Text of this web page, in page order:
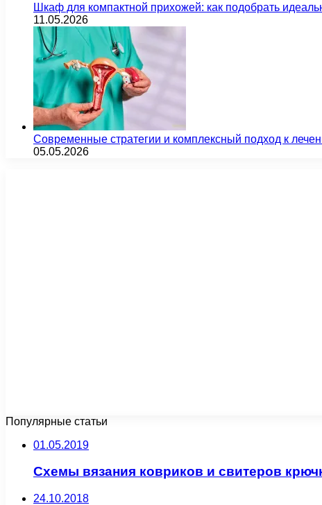
Шкаф для компактной прихожей: как подобрать
11.05.2026
Современные стратегии и комплексный подход к
05.05.2026
Популярные статьи
01.05.2019
Схемы вязания ковриков и свитеров
24.10.2018